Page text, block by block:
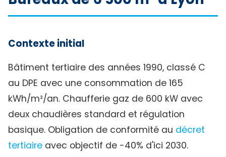
Contexte initial
Bâtiment tertiaire des années 1990, classé C
au DPE avec une consommation de 165
kWh/m²/an. Chaufferie gaz de 600 kW avec
deux chaudières standard et régulation
basique. Obligation de conformité au décret
tertiaire avec objectif de -40% d'ici 2030.